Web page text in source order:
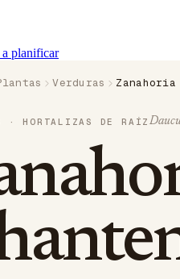
a planificar
Verduras Zanahoria
· HORTALIZAS DE RAÍZ